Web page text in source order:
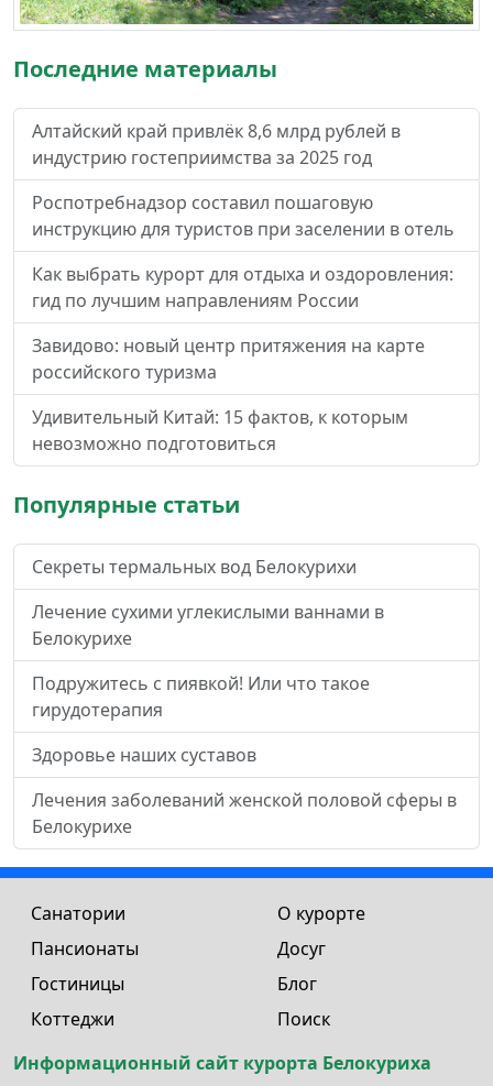
Последние материалы
Алтайский край привлёк 8,6 млрд рублей в
индустрию гостеприимства за 2025 год
Роспотребнадзор составил пошаговую
инструкцию для туристов при заселении в отель
Как выбрать курорт для отдыха и оздоровления:
гид по лучшим направлениям России
Завидово: новый центр притяжения на карте
российского туризма
Удивительный Китай: 15 фактов, к которым
невозможно подготовиться
Популярные статьи
Секреты термальных вод Белокурихи
Лечение сухими углекислыми ваннами в
Белокурихе
Подружитесь с пиявкой! Или что такое
гирудотерапия
Здоровье наших суставов
Лечения заболеваний женской половой сферы в
Белокурихе
Санатории
Пансионаты
Гостиницы
Коттеджи
О курорте
Досуг
Блог
Поиск
Информационный сайт курорта Белокуриха